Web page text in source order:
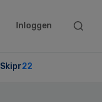
Inloggen
Search
Skipr22